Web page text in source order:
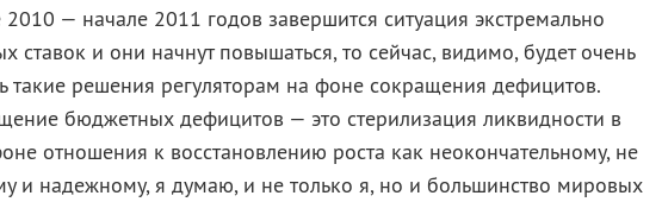
— начале 2011 годов завершится ситуация экстремально
ставок и они начнут повышаться, то сейчас, видимо, будет очень
такие решения регуляторам на фоне сокращения дефицитов.
бюджетных дефицитов — это стерилизация ликвидности в
отношения к восстановлению роста как неокончательному, не
и надежному, я думаю, и не только я, но и большинство мировых